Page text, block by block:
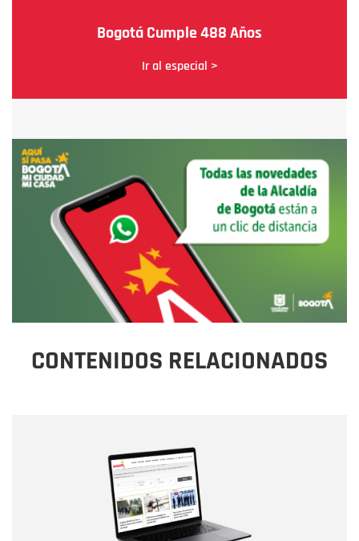
Bogotá Cumple 488 Años
Ir al especial >
CONTENIDOS RELACIONADOS
Correo electrónico